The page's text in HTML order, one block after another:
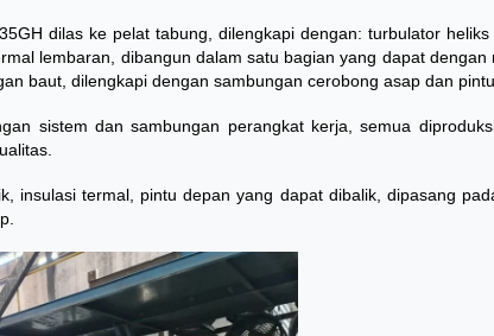
dilas ke pelat tabung, dilengkapi dengan: turbulator
lembaran, dibangun dalam satu bagian yang dapat
baut, dilengkapi dengan sambungan cerobong asap dan
sistem dan sambungan perangkat kerja, semua
insulasi termal, pintu depan yang dapat dibalik, dipasang